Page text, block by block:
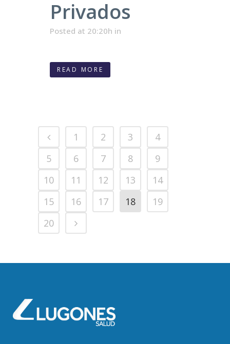
Privados
Posted at 20:20h in
READ MORE
1 2 3
4
5
6 7 8
9
10
11 12 13
14
15
16 17 18
19
20